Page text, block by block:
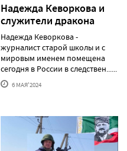
Надежда Кеворкова и
служители дракона
Надежда Кеворкова -
журналист старой школы и с
мировым именем помещена
сегодня в России в следствен......
6 МАЯ'2024